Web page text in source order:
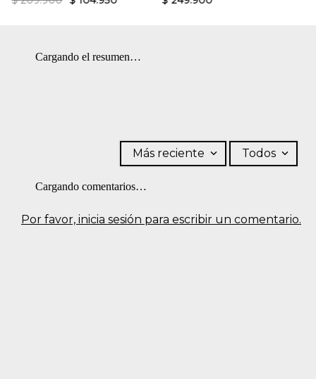
Cargando el resumen…
Por favor, inicia sesión para escribir un comentario.
Más reciente Todos
Cargando comentarios…